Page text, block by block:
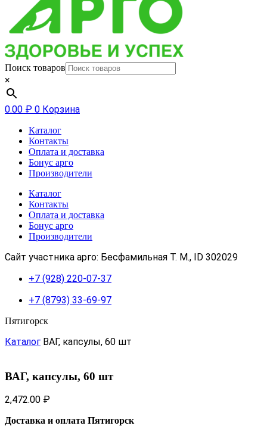
Поиск товаров
×
0.00 ₽ 0 Корзина
Каталог
Контакты
Оплата и доставка
Бонус арго
Производители
Каталог
Контакты
Оплата и доставка
Бонус арго
Производители
Сайт участника арго: Бесфамильная Т. М., ID 302029
+7 (928) 220-07-37
+7 (8793) 33-69-97
Пятигорск
Каталог ВАГ, капсулы, 60 шт
ВАГ, капсулы, 60 шт
2,472.00 ₽
Доставка и оплата Пятигорск